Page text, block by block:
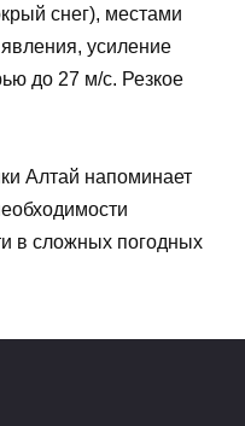
снег), местами
усиление
до 27 м/с. Резкое
Алтай напоминает
в сложных погодных